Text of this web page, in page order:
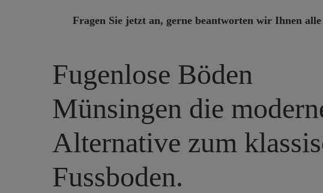
Fragen Sie jetzt an, gerne beantworten wir Ihnen
Fugenlose Böden
Münsingen die
Alternative zum
Fussboden.